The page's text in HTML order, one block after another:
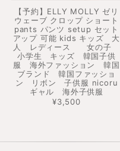
【予約】ELLY MOLLY ゼリ
ウェーブ クロップ ショート
pants パンツ setup セット
アップ 可能 kids キッズ 大
人 レディース 女の子
小学生 キッズ 韓国子供
服 海外ファッション 韓国
ブランド 韓国ファッショ
ン リボン 子供服 nicoru
ギャル 海外子供服
¥3,500